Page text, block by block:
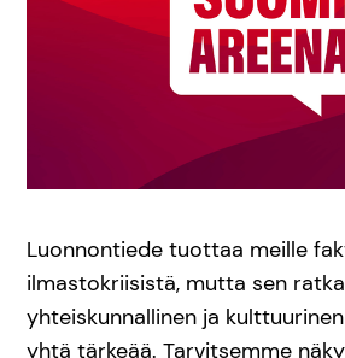
Luonnontiede tuottaa meille
ilmastokriisistä, mutta sen
yhteiskunnallinen ja
yhtä tärkeää. Tarvitsemme